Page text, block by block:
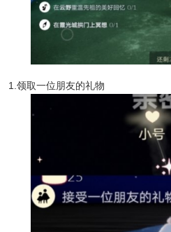
1.领取一位朋友的礼物